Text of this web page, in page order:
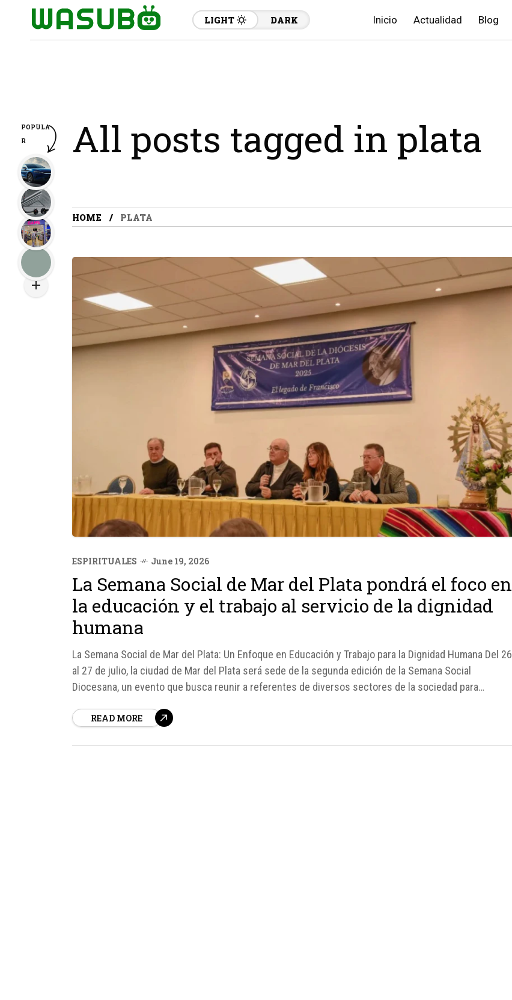
LIGHT DARK Inicio Actualidad Blog
All posts tagged in plata
HOME PLATA
ESPIRITUALES June 19, 2026
La Semana Social de Mar del Plata pondrá el foco en
la educación y el trabajo al servicio de la dignidad
humana
La Semana Social de Mar del Plata: Un Enfoque en Educación y Trabajo para la Dignidad Humana Del 26
al 27 de julio, la ciudad de Mar del Plata será sede de la segunda edición de la Semana Social
Diocesana, un evento que busca reunir a referentes de diversos sectores de la sociedad para
READ MORE
POPULA
R